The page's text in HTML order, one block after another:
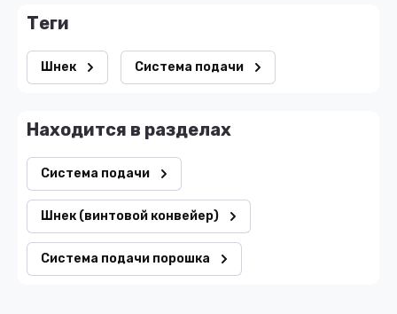
теги
Шнек Система подачи
Находится в разделах
Система подачи
Шнек (винтовой конвейер)
Система подачи порошка